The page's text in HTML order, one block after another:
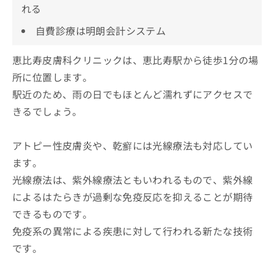
れる
自費診療は明朗会計システム
恵比寿皮膚科クリニックは、恵比寿駅から徒歩1分の場
所に位置します。
駅近のため、雨の日でもほとんど濡れずにアクセスで
きるでしょう。
アトピー性皮膚炎や、乾癬には光線療法も対応してい
ます。
光線療法は、紫外線療法ともいわれるもので、紫外線
によるはたらきが過剰な免疫反応を抑えることが期待
できるものです。
免疫系の異常による疾患に対して行われる新たな技術
です。